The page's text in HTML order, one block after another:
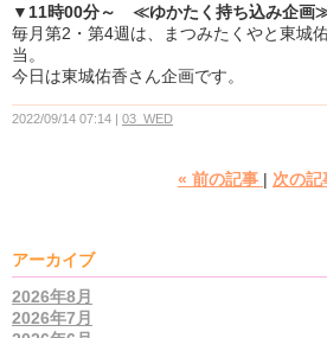
▼11時00分～ ≪ゆかたく持ち込み企画
毎月第2・第4週は、まつみたくやと東城
当。
今日は東城佑香さん企画です。
2022/09/14 07:14 03_WED
« 前の記事 次の記
アーカイブ
2026年8月
2026年7月